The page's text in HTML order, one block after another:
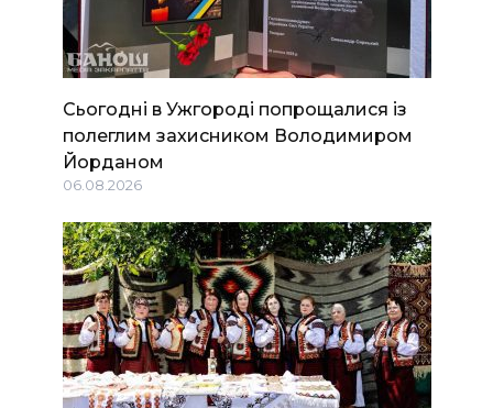
Сьогодні в Ужгороді попрощалися із
полеглим захисником Володимиром
Йорданом
06.08.2026